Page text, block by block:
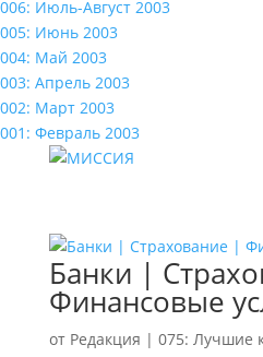
006: Июль-Август 2003
005: Июнь 2003
004: Май 2003
003: Апрель 2003
002: Март 2003
001: Февраль 2003
Банки |
Финансовые
от Редакция | 075: Лучшие